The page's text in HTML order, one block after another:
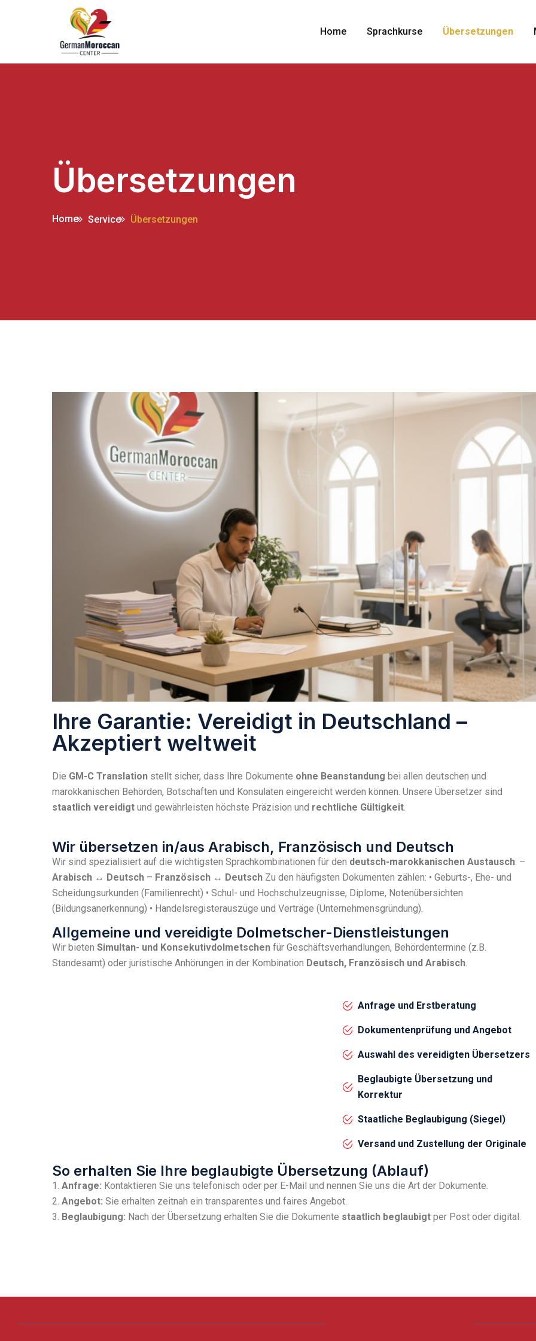
Home Sprachkurse Übersetzungen
Übersetzungen
Home Service Übersetzungen
Ihre Garantie: Vereidigt in Deutschland –
Akzeptiert weltweit
Die GM-C Translation stellt sicher, dass Ihre Dokumente ohne Beanstandung bei allen deutschen und
marokkanischen Behörden, Botschaften und Konsulaten eingereicht werden können. Unsere Übersetzer sind
staatlich vereidigt und gewährleisten höchste Präzision und rechtliche Gültigkeit.
Wir übersetzen in/aus Arabisch, Französisch und Deutsch
Wir sind spezialisiert auf die wichtigsten Sprachkombinationen für den deutsch-marokkanischen Austausch: –
Arabisch ↔ Deutsch – Französisch ↔ Deutsch Zu den häufigsten Dokumenten zählen: • Geburts-, Ehe- und
Scheidungsurkunden (Familienrecht) • Schul- und Hochschulzeugnisse, Diplome, Notenübersichten
(Bildungsanerkennung) • Handelsregisterauszüge und Verträge (Unternehmensgründung).
Allgemeine und vereidigte Dolmetscher-Dienstleistungen
Wir bieten Simultan- und Konsekutivdolmetschen für Geschäftsverhandlungen, Behördentermine (z.B.
Standesamt) oder juristische Anhörungen in der Kombination Deutsch, Französisch und Arabisch.
Anfrage und Erstberatung
Dokumentenprüfung und Angebot
Auswahl des vereidigten Übersetzers
Beglaubigte Übersetzung und
Korrektur
Staatliche Beglaubigung (Siegel)
Versand und Zustellung der Originale
So erhalten Sie Ihre beglaubigte Übersetzung (Ablauf)
1. Anfrage: Kontaktieren Sie uns telefonisch oder per E-Mail und nennen Sie uns die Art der Dokumente.
2. Angebot: Sie erhalten zeitnah ein transparentes und faires Angebot.
3. Beglaubigung: Nach der Übersetzung erhalten Sie die Dokumente staatlich beglaubigt per Post oder digital.